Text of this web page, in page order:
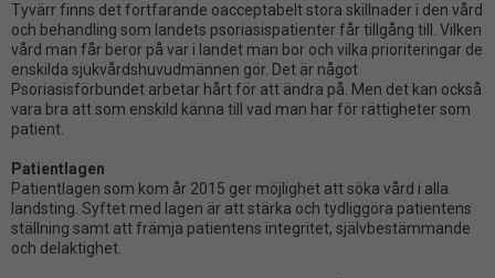
Tyvärr finns det fortfarande oacceptabelt stora skillnader i den vård
och behandling som landets psoriasispatienter får tillgång till. Vilken
vård man får beror på var i landet man bor och vilka prioriteringar de
enskilda sjukvårdshuvudmännen gör. Det är något
Psoriasisförbundet arbetar hårt för att ändra på. Men det kan också
vara bra att som enskild känna till vad man har för rättigheter som
patient.
Patientlagen
Patientlagen som kom år 2015 ger möjlighet att söka vård i alla
landsting. Syftet med lagen är att stärka och tydliggöra patientens
ställning samt att främja patientens integritet, självbestämmande
och delaktighet.